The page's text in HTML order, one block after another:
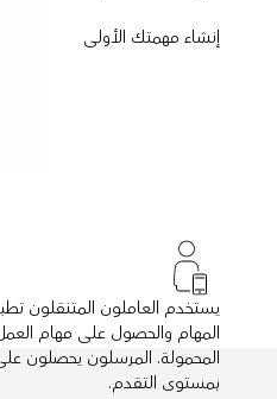
إنشاء مهمتك الأولى
يستخدم العاملون المتنقلون
المهام والحصول على مهام
المحمولة. المرسلون يحصلون
بمستوى التقدم.